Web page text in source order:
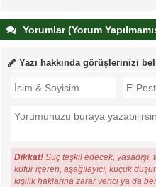
Yorumlar (Yorum
Yazı hakkında görüşlerinizi
Dikkat! Suç teşkil edecek,
küfür içeren, aşağılayıcı, küçük
kişilik haklarına zarar verici ya da